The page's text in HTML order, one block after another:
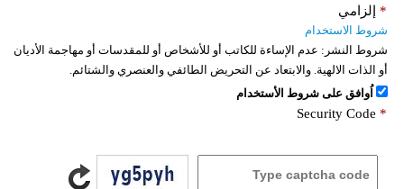
إلزامي *
شروط الاستخدام
شروط النشر: عدم الإساءة للكاتب أو للأشخاص أو للمقدسات أو مهاجمة الأديان
أو الذات الالهية. والابتعاد عن التحريض الطائفي والعنصري والشتائم.
اُوافق على شروط الأستخدام
Security Code *